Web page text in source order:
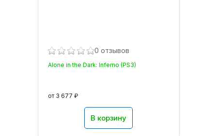
0 отзывов
Alone in the Dark: Inferno (PS3)
от 3 677 ₽
В корзину